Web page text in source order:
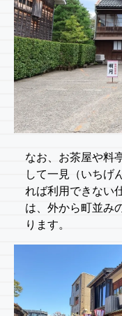
なお、お茶屋や料
して一見（いちげ
れば利用できない
は、外から町並み
ります。